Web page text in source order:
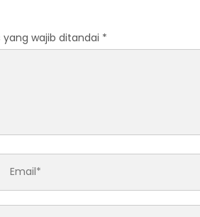
yang wajib ditandai *